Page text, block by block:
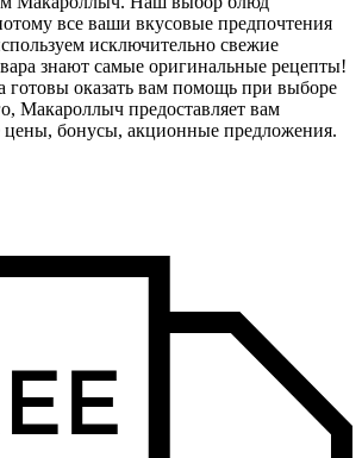
все ваши вкусовые предпочтения
исключительно свежие
знают самые оригинальные рецепты!
готовы оказать вам помощь при выборе
Макароллыч предоставляет вам
цены, бонусы, акционные предложения.